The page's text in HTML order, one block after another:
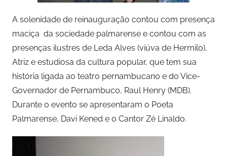
A solenidade de reinauguração contou com presença
maciça da sociedade palmarense e contou com as
presenças ilustres de Leda Alves (viúva de Hermilo),
Atriz e estudiosa da cultura popular, que tem sua
história ligada ao teatro pernambucano e do Vice-
Governador de Pernambuco, Raul Henry (MDB).
Durante o evento se apresentaram o Poeta
Palmarense, Davi Kened e o Cantor Zé Linaldo.